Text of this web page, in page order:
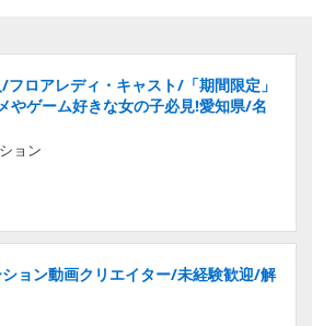
フロアレディ・キャスト/「期間限定」
やゲーム好きな女の子必見!愛知県/名
ョン
ョン動画クリエイター/未経験歓迎/解